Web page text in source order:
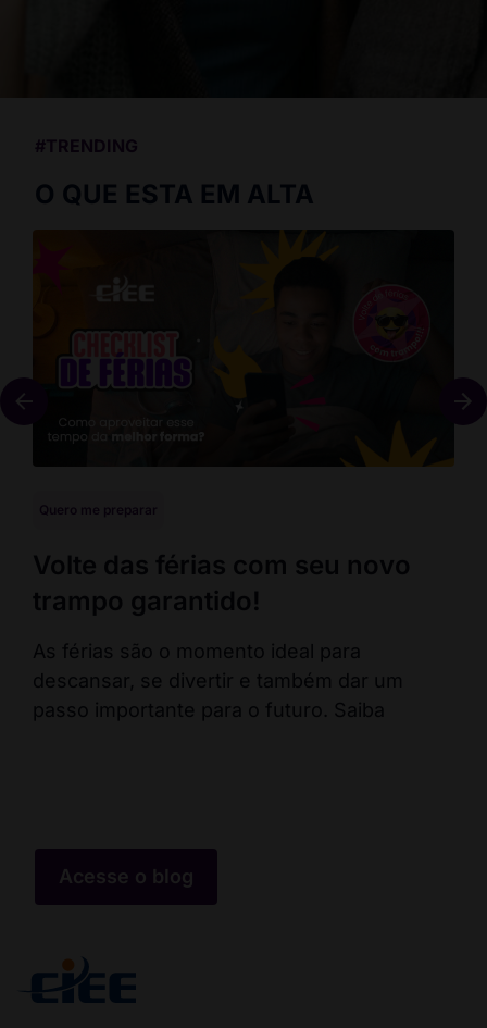
#TRENDING
O QUE ESTA EM ALTA
Volte das férias com seu novo
trampo garantido!
As férias são o momento ideal para
descansar, se divertir e também dar um
passo importante para o futuro. Saiba
Acesse o blog